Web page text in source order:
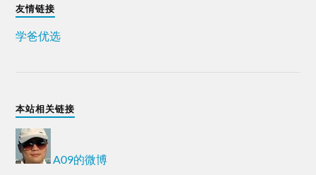
友情链接
学爸优选
本站相关链接
A09的微博